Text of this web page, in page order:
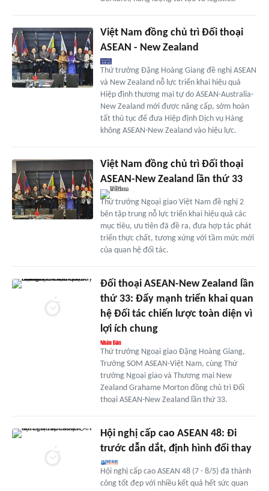
Việt Nam đồng chủ trì Đối thoại
ASEAN - New Zealand
Thứ trưởng Đặng Hoàng Giang đề nghị ASEAN
và New Zealand nỗ lực triển khai hiệu quả
Hiệp định thương mại tự do ASEAN-Australia-
New Zealand mới được nâng cấp, sớm hoàn
tất thủ tục để đưa Hiệp định Dịch vụ Hàng
không ASEAN-New Zealand vào hiệu lực.
Việt Nam đồng chủ trì Đối thoại
ASEAN-New Zealand lần thứ 33
Thứ trưởng Ngoại giao Việt Nam đề nghị 2
bên tập trung nỗ lực triển khai hiệu quả các
mục tiêu, ưu tiên đã đề ra, đưa hợp tác phát
triển thực chất, tương xứng với tầm mức mới
của quan hệ đối tác.
Đối thoại ASEAN-New Zealand lần
thứ 33: Đẩy mạnh triển khai quan
hệ Đối tác chiến lược toàn diện vì
lợi ích chung
Thứ trưởng Ngoại giao Đặng Hoàng Giang,
Trưởng SOM ASEAN-Việt Nam, cùng Thứ
trưởng Ngoại giao và Thương mại New
Zealand Grahame Morton đồng chủ trì Đối
thoại ASEAN-New Zealand lần thứ 33.
Hội nghị cấp cao ASEAN 48: Đi
trước dẫn dắt, định hình đổi thay
Hội nghị cấp cao ASEAN 48 (7 - 8/5) đã thành
công tốt đẹp với nhiều kết quả hết sức quan